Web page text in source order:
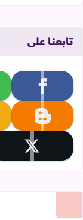
تابعنا على
تابعنا على facebook
تابعنا على blogger
تابعنا على x